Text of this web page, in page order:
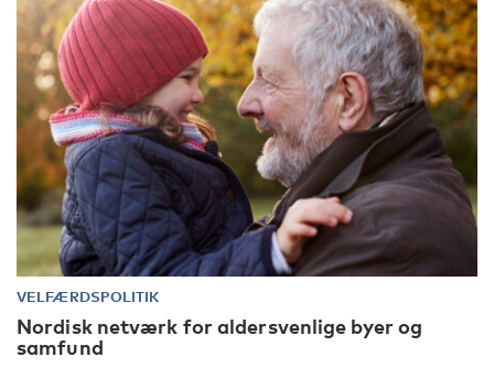
VELFÆRDSPOLITIK
Nordisk netværk for aldersvenlige byer og
samfund